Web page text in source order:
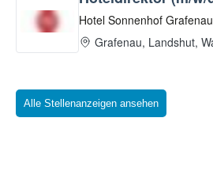
Alle Stellenanzeigen ansehen